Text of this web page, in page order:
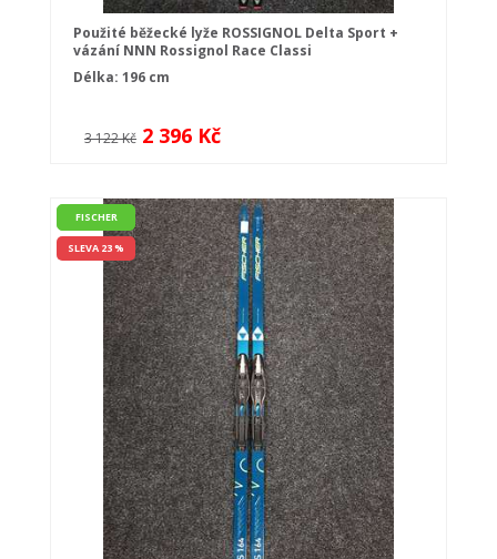
Použité běžecké lyže ROSSIGNOL Delta Sport +
vázání NNN Rossignol Race Classi
Délka: 196 cm
3 122 Kč 2 396 Kč
FISCHER
SLEVA 23 %